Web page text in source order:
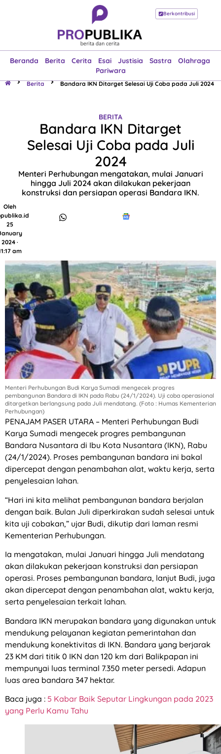
Berkontribusi
Beranda Berita Cerita Esai Justisia Sastra
Olahraga
Pariwara
Beranda
Esai
Justisia
Sastra
Olahraga
Pariwara
Berita Bandara IKN Ditarget Selesai Uji Coba pada Juli 2024
BERITA
Bandara IKN Ditarget
Selesai Uji Coba pada Juli
2024
Menteri Perhubungan mengatakan, mulai Januari
hingga Juli 2024 akan dilakukan pekerjaan
konstruksi dan persiapan operasi Bandara IKN.
Oleh
25
2024 ·
am
Menteri Perhubungan Budi Karya Sumadi mengecek progres
pembangunan Bandara di IKN pada Rabu (24/1/2024). Uji coba operasional
ditargetkan berlangsung pada Juli mendatang. (Foto : Humas Kementerian
Perhubungan)
PENAJAM PASER UTARA – Menteri Perhubungan Budi
Karya Sumadi mengecek progres pembangunan
Bandara Nusantara di Ibu Kota Nusantara (IKN), Rabu
(24/1/2024). Proses pembangunan bandara ini bakal
dipercepat dengan penambahan alat, waktu kerja, serta
penyelesaian lahan.
“Hari ini kita melihat pembangunan bandara berjalan
dengan baik. Bulan Juli diperkirakan sudah selesai untuk
kita uji cobakan,” ujar Budi, dikutip dari laman resmi
Kementerian Perhubungan.
Ia mengatakan, mulai Januari hingga Juli mendatang
akan dilakukan pekerjaan konstruksi dan persiapan
operasi. Proses pembangunan bandara, lanjut Budi, juga
akan dipercepat dengan penambahan alat, waktu kerja,
serta penyelesaian terkait lahan.
Bandara IKN merupakan bandara yang digunakan untuk
mendukung pelayanan kegiatan pemerintahan dan
mendukung konektivitas di IKN. Bandara yang berjarak
23 KM dari titik 0 IKN dan 120 km dari Balikpapan ini
mempunyai luas terminal 7.350 meter persedi. Adapun
luas area bandara 347 hektar.
Baca juga : 5 Kabar Baik Seputar Lingkungan pada 2023
yang Perlu Kamu Tahu